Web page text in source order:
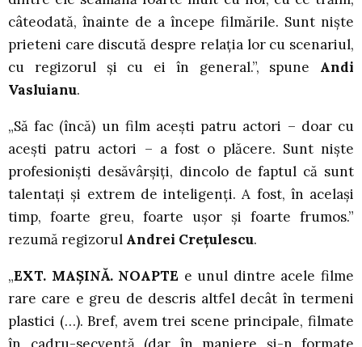
câteodată, înainte de a începe filmările. Sunt niște
prieteni care discută despre relația lor cu scenariul,
cu regizorul și cu ei în general.”, spune Andi
Vasluianu.
„Să fac (încă) un film acești patru actori – doar cu
acești patru actori – a fost o plăcere. Sunt niște
profesioniști desăvârșiți, dincolo de faptul că sunt
talentați și extrem de inteligenți. A fost, în același
timp, foarte greu, foarte ușor și foarte frumos.”
rezumă regizorul Andrei Crețulescu.
„EXT. MAȘINĂ. NOAPTE e unul dintre acele filme
rare care e greu de descris altfel decât în termeni
plastici (…). Bref, avem trei scene principale, filmate